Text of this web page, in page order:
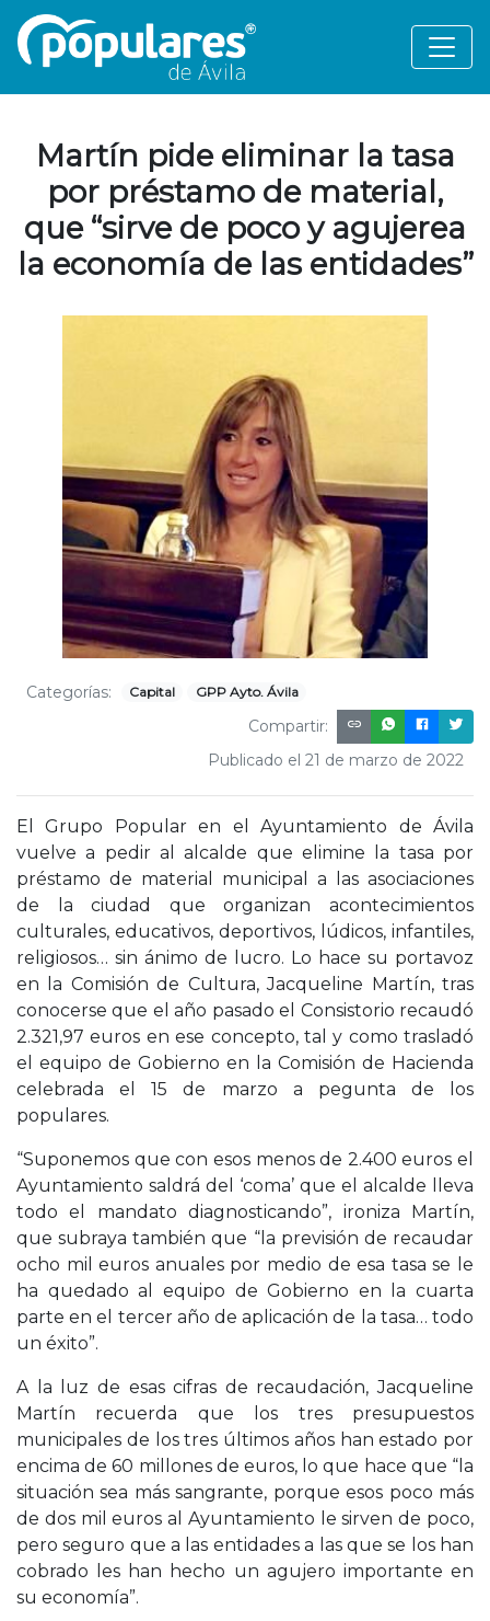
Martín pide eliminar la tasa
por préstamo de material,
que “sirve de poco y agujerea
la economía de las entidades”
Categorías: Capital GPP Ayto. Ávila
Compartir:
Publicado el 21 de marzo de 2022
El Grupo Popular en el Ayuntamiento de Ávila
vuelve a pedir al alcalde que elimine la tasa por
préstamo de material municipal a las asociaciones
de la ciudad que organizan acontecimientos
culturales, educativos, deportivos, lúdicos, infantiles,
religiosos… sin ánimo de lucro. Lo hace su portavoz
en la Comisión de Cultura, Jacqueline Martín, tras
conocerse que el año pasado el Consistorio recaudó
2.321,97 euros en ese concepto, tal y como trasladó
el equipo de Gobierno en la Comisión de Hacienda
celebrada el 15 de marzo a pegunta de los
populares.
“Suponemos que con esos menos de 2.400 euros el
Ayuntamiento saldrá del ‘coma’ que el alcalde lleva
todo el mandato diagnosticando”, ironiza Martín,
que subraya también que “la previsión de recaudar
ocho mil euros anuales por medio de esa tasa se le
ha quedado al equipo de Gobierno en la cuarta
parte en el tercer año de aplicación de la tasa… todo
un éxito”.
A la luz de esas cifras de recaudación, Jacqueline
Martín recuerda que los tres presupuestos
municipales de los tres últimos años han estado por
encima de 60 millones de euros, lo que hace que “la
situación sea más sangrante, porque esos poco más
de dos mil euros al Ayuntamiento le sirven de poco,
pero seguro que a las entidades a las que se los han
cobrado les han hecho un agujero importante en
su economía”.